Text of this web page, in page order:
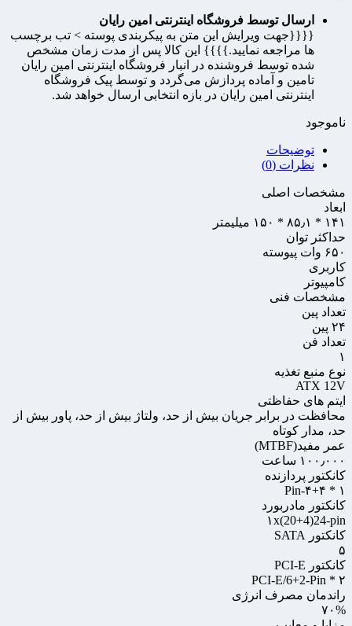
ارسال توسط فروشگاه اینترنتی امین رایان
{{{{جهت ویرایش این متن به پیکربندی پوسته > تب برچسب
ها مراجعه نمایید.}}}} این کالا پس از مدت زمان مشخص
شده توسط فروشنده در انبار فروشگاه اینترنتی امین رایان
تامین و آماده پردازش می‌گردد و توسط پیک فروشگاه
اینترنتی امین رایان در بازه انتخابی ارسال خواهد شد.
ناموجود
توضیحات
نظرات (0)
مشخصات اصلی
ابعاد
۱۴۱ * ۸۵٫۱ * ۱۵۰ میلیمتر
حداکثر توان
۶۵۰ وات پیوسته
کاربری
کامپیوتر
مشخصات فنی
تعداد پین
۲۴ پین
تعداد فن
۱
نوع منبع تغذیه
ATX 12V
ایتم های حفاظتی
محافظت در برابر جریان بیش از حد، ولتاژ بیش از حد، پاور بیش از
حد، مدار کوتاه
عمر مفید(MTBF)
۱۰۰٫۰۰۰ ساعت
کانکتور پردازنده
۱ * ۴+۴-Pin
کانکتور مادربورد
۱x(20+4)24-pin
کانکتور SATA
۵
کانکتور PCI-E
۲ * PCI-E/6+2-Pin
راندمان مصرف انرژی
۷۰%